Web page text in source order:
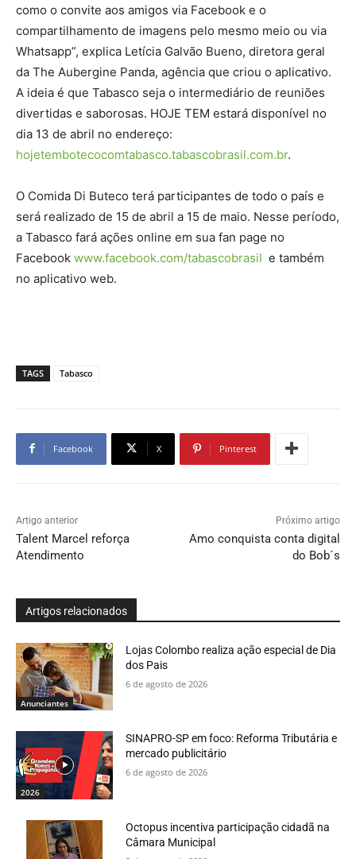
como o convite aos amigos via Facebook e o
compartilhamento de imagens pelo mesmo meio ou via
Whatsapp”, explica Letícia Galvão Bueno, diretora geral
da The Aubergine Panda, agência que criou o aplicativo.
A ideia é que Tabasco seja o intermediário de reuniões
divertidas e saborosas. HOJE TEM estará disponível no
dia 13 de abril no endereço:
hojetembotecocomtabasco.tabascobrasil.com.br.
O Comida Di Buteco terá participantes de todo o país e
será realizado de 15 de abril a 15 de maio. Nesse período,
a Tabasco fará ações online em sua fan page no
Facebook www.facebook.com/tabascobrasil e também
no aplicativo web.
TAGS Tabasco
Facebook X Pinterest
Artigo anterior
Talent Marcel reforça
Atendimento
Próximo artigo
Amo conquista conta digital
do Bob´s
Artigos relacionados
Anunciantes
Lojas Colombo realiza ação especial de Dia
dos Pais
6 de agosto de 2026
2026
SINAPRO-SP em foco: Reforma Tributária e
mercado publicitário
6 de agosto de 2026
Octopus incentiva participação cidadã na
Câmara Municipal